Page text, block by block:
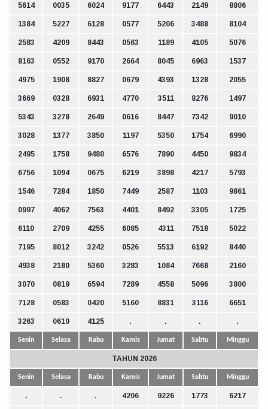
5614 0035 6024 9177 6443 2149 8806
1384 5227 6128 0577 5206 3488 8104
2583 4209 8443 0563 1189 4105 5076
8163 0552 9170 2664 8045 6963 1537
4975 1908 8827 0679 4393 1328 2055
3669 0328 6931 4770 3511 8276 1497
5343 3278 2649 0616 8447 7342 9010
3028 1377 3850 1197 5350 1754 6990
2495 1758 9480 6576 7890 4450 9834
6756 1094 0675 6219 3898 4217 5793
1546 7284 1850 7449 2587 1103 9861
0997 4062 7563 4401 8492 3305 1725
6110 2709 4255 6085 4311 7518 5022
7195 8012 3242 0526 5513 6192 8440
4938 2180 5360 3283 1084 7668 2160
3070 0819 6594 7289 4558 5096 3800
7128 0583 0420 5160 8831 3116 6651
3263 0610 4125 . . . .
Senin Selasa Rabu Kamis Jumat Sabtu Minggu
TAHUN 2026
Senin Selasa Rabu Kamis Jumat Sabtu Minggu
. . . 4206 9226 1773 6217